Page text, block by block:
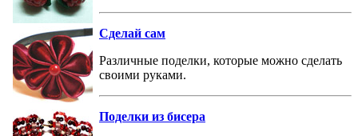
Сделай сам
Различные поделки, которые можно сделать
своими руками.
Поделки из бисера